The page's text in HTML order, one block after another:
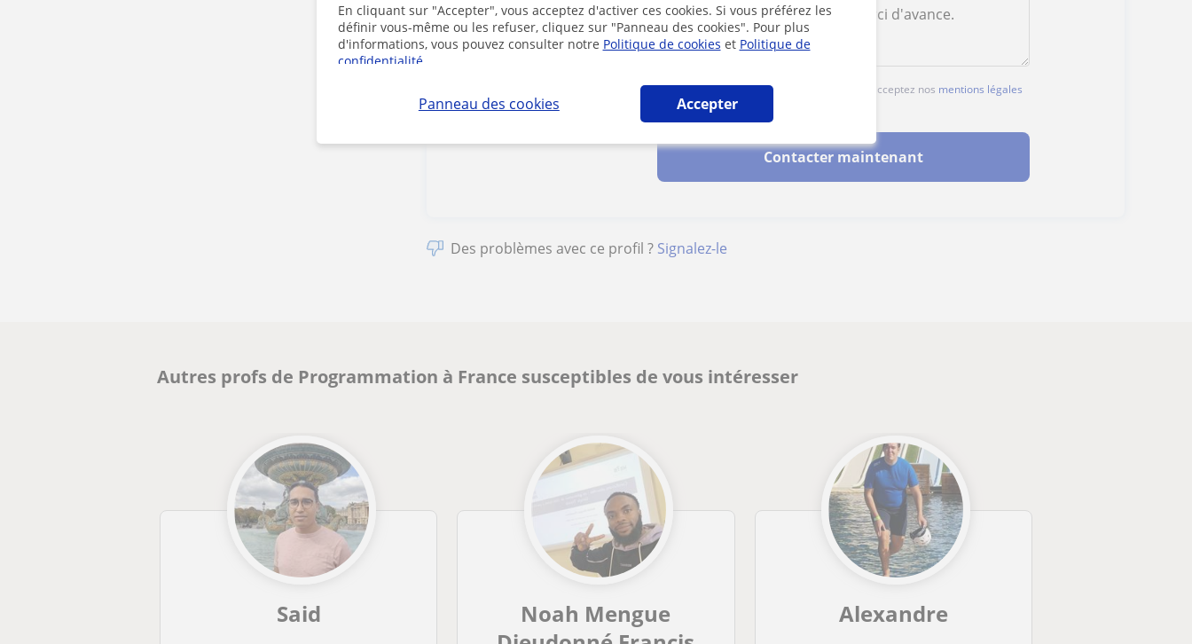
En cliquant sur "Accepter", vous acceptez d'activer ces cookies. Si vous préférez les
définir vous-même ou les refuser, cliquez sur "Panneau des cookies". Pour plus
d'informations, vous pouvez consulter notre Politique de cookies et Politique de
confidentialité.
Panneau des cookies Accepter
En cliquant sur l'un des deux boutons, vous acceptez nos mentions légales
et deconfidentialité
Contacter maintenant
Des problèmes avec ce profil ? Signalez-le
Autres profs de Programmation à France susceptibles de vous intéresser
Said
Noah Mengue
Alexandre